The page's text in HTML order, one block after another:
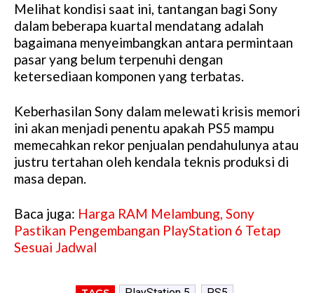
Melihat kondisi saat ini, tantangan bagi Sony
dalam beberapa kuartal mendatang adalah
bagaimana menyeimbangkan antara permintaan
pasar yang belum terpenuhi dengan
ketersediaan komponen yang terbatas.
Keberhasilan Sony dalam melewati krisis memori
ini akan menjadi penentu apakah PS5 mampu
memecahkan rekor penjualan pendahulunya atau
justru tertahan oleh kendala teknis produksi di
masa depan.
Baca juga: Harga RAM Melambung, Sony
Pastikan Pengembangan PlayStation 6 Tetap
Sesuai Jadwal